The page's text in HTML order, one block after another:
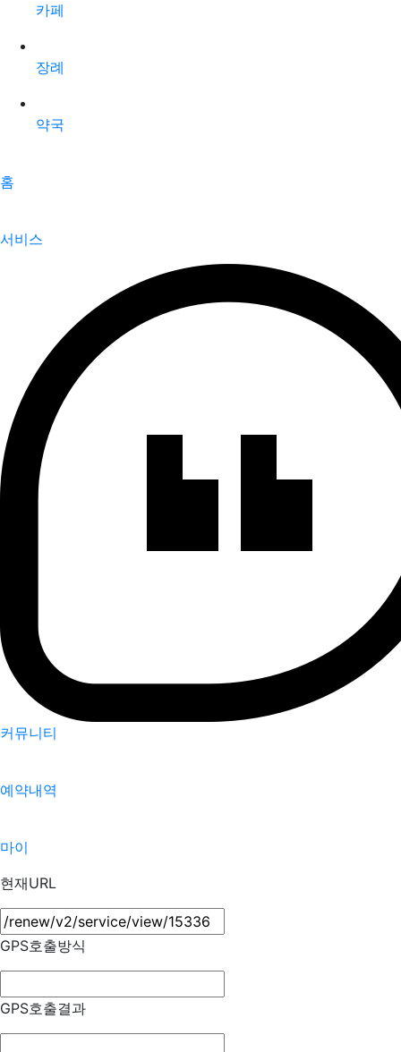
카페
장례
약국
홈
서비스
커뮤니티
예약내역
마이
현재URL
GPS호출방식
GPS호출결과